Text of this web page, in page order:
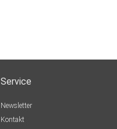
Service
Newsletter
Kontakt